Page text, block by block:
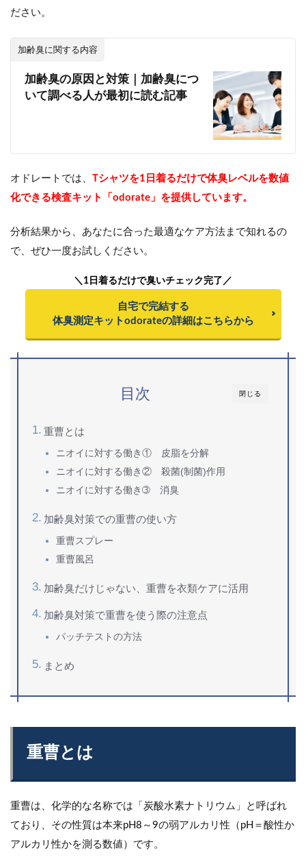
ださい。
加齢臭に関する内容
加齢臭の原因と対策｜加齢臭につ
いて調べる人が最初に読む記事
オドレートでは、 Tシャツを1日着るだけで体臭レベルを数値
化できる検査キット「odorate」を提供しています。
分析結果から、あなたに合った最適なケア方法まで知れるの
で、ぜひ一度お試しください。
＼1日着るだけで臭いチェック完了／
自宅で完結する
体臭測定キットodorateの詳細はこちらから
閉じる
目次
重曹とは
ニオイに対する働き① 皮脂を分解
ニオイに対する働き② 殺菌(制菌)作用
ニオイに対する働き➂ 消臭
加齢臭対策での重曹の使い方
重曹スプレー
重曹風呂
加齢臭だけじゃない、重曹を衣類ケアに活用
加齢臭対策で重曹を使う際の注意点
パッチテストの方法
まとめ
重曹とは
重曹は、化学的な名称では「炭酸水素ナトリウム」と呼ばれ
ており、その性質は本来pH8～9の弱アルカリ性（pH＝酸性か
アルカリ性かを測る数値）です。